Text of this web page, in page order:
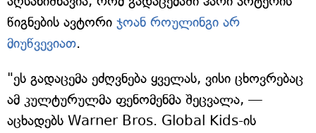
წიგნების ავტორი ჯოან როულინგი არ
მიუწვევიათ.
"ეს გადაცემა ეძღვნება ყველას, ვისი ცხოვრებაც
ამ კულტურულმა ფენომენმა შეცვალა, —
აცხადებს Warner Bros. Global Kids-ის